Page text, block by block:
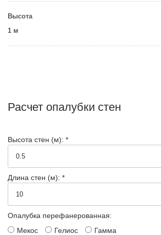
Высота
1 м
Расчет опалубки стен
Высота стен (м): *
Длина стен (м): *
Опалубка перефанерованная:
Мекос
Гелиос Гамма